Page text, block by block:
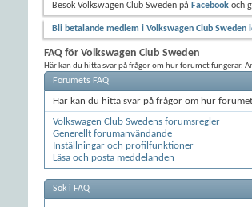
Besök Volkswagen Club Sweden på Facebook och
Bli betalande medlem i Volkswagen Club Sweden
FAQ för Volkswagen Club Sweden
Här kan du hitta svar på frågor om hur forumet fungerar.
Forumets FAQ
Här kan du hitta svar på frågor om hur
Volkswagen Club Swedens forumsregler
Generellt forumanvändande
Inställningar och profilfunktioner
Läsa och posta meddelanden
Sök i FAQ